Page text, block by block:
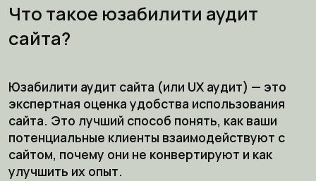
Что такое юзабилити аудит
сайта?
Юзабилити аудит сайта (или UX аудит) — это
экспертная оценка удобства использования
сайта. Это лучший способ понять, как ваши
потенциальные клиенты взаимодействуют с
сайтом, почему они не конвертируют и как
улучшить их опыт.